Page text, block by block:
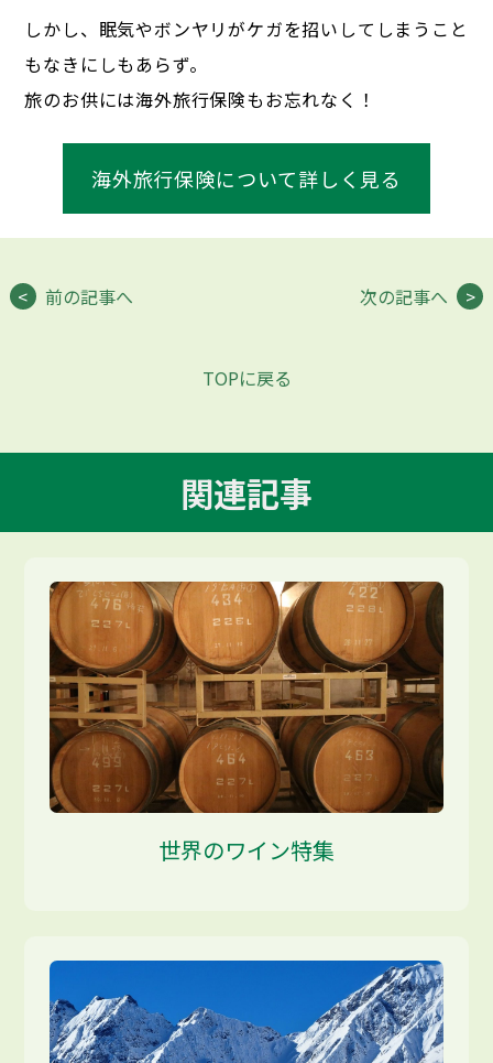
しかし、眠気やボンヤリがケガを招いしてしまうこと
もなきにしもあらず。
旅のお供には海外旅行保険もお忘れなく！
海外旅行保険について詳しく見る
前の記事へ 次の記事へ
TOPに戻る
関連記事
世界のワイン特集